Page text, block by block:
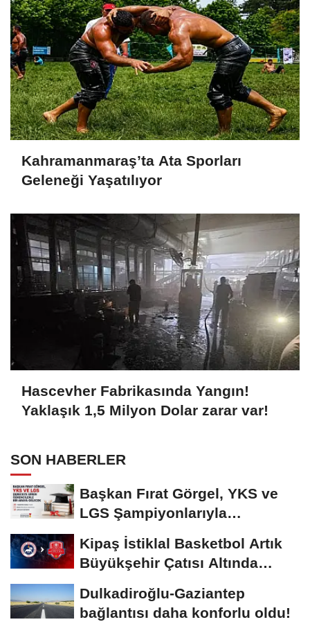
Kahramanmaraş’ta Ata Sporları
Geleneği Yaşatılıyor
Hascevher Fabrikasında Yangın!
Yaklaşık 1,5 Milyon Dolar zarar var!
SON HABERLER
Başkan Fırat Görgel, YKS ve
LGS Şampiyonlarıyla
Buluşacak
Kipaş İstiklal Basketbol Artık
Büyükşehir Çatısı Altında
Dulkadiroğlu-Gaziantep
bağlantısı daha konforlu oldu!